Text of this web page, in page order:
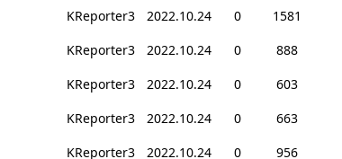
KReporter3 2022.10.24 0
1581
KReporter3 2022.10.24 0
888
KReporter3 2022.10.24 0
603
KReporter3 2022.10.24 0
663
KReporter3 2022.10.24 0
956